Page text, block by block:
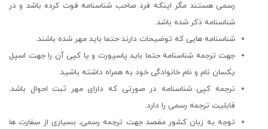
رسمی هستند مگر اینکه فرد صاحب شناسنامه فوت کرده باشد و در
شناسنامه ذکر شده باشد.
شناسنامه هایی که توضیحات دارند حتما باید مهر شده باشند.
جهت ترجمه شناسنامه حتما باید پاسپورت و یا کپی آن را جهت اسپل
یکسان نام و نام خانوادگی خود به همراه داشته باشید.
ترجمه کپی شناسنامه در صورتی که دارای مهر ثبت احوال باشد.
قابلیت ترجمه رسمی را دارد.
توجه به زبان کشور مقصد جهت ترجمه رسمی، بسیاری از سفارت ها